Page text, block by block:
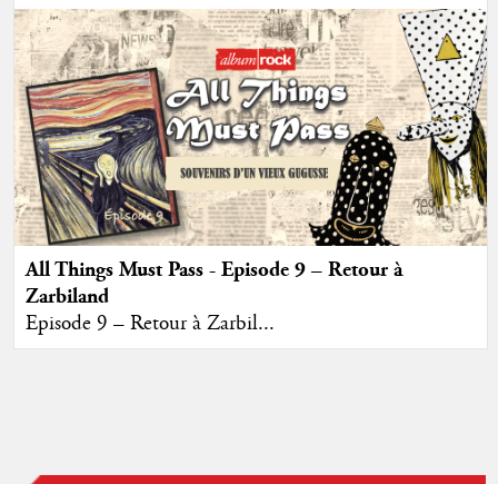
All Things Must Pass - Episode 9 – Retour à
Zarbiland
Episode 9 – Retour à Zarbil...